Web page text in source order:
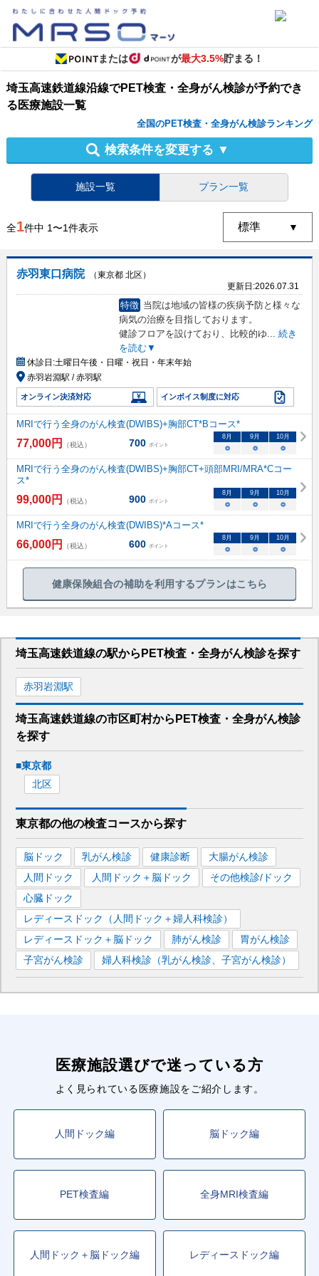
または が最大3.5%貯まる！
埼玉高速鉄道線沿線でPET検査・全身がん検診が予約でき
る医療施設一覧
全国のPET検査・全身がん検診ランキング
検索条件を変更する ▼
施設一覧 プラン一覧
全1件中 1〜1件表示
赤羽東口病院
（東京都 北区）
更新日:2026.07.31
特徴 当院は地域の皆様の疾病予防と様々な
病気の治療を目指しております。
健診フロアを設けており、比較的ゆ... 続き
を読む▼
休診日:土曜日午後・日曜・祝日・年末年始
赤羽岩淵駅 / 赤羽駅
オンライン決済対応 インボイス制度に対応
MRIで行う全身のがん検査(DWIBS)+胸部CT*Bコース*
77,000円 （税込） 700 ポイント
8月 9月 10月
○ ○ ○
MRIで行う全身のがん検査(DWIBS)+胸部CT+頭部MRI/MRA*Cコー
ス*
99,000円 （税込） 900 ポイント
8月 9月 10月
○ ○ ○
MRIで行う全身のがん検査(DWIBS)*Aコース*
66,000円 （税込） 600 ポイント
8月 9月 10月
○ ○ ○
健康保険組合の補助を利用するプランはこちら
埼玉高速鉄道線の駅から PET検査・全身がん検診を探す
赤羽岩淵駅
埼玉高速鉄道線の市区町村から PET検査・全身がん検診
を探す
■東京都
北区
東京都の他の検査コースから探す
脳ドック 乳がん検診 健康診断
大腸がん検診
人間ドック
人間ドック＋脳ドック
その他検診/ドック
心臓ドック
レディースドック（人間ドック＋婦人科検診）
レディースドック＋脳ドック
肺がん検診
胃がん検診
子宮がん検診
婦人科検診（乳がん検診、子宮がん検診）
医療施設選びで迷っている方
よく見られている医療施設をご紹介します。
人間ドック編 脳ドック編
PET検査編 全身MRI検査編
人間ドック＋脳ドック編 レディースドック編